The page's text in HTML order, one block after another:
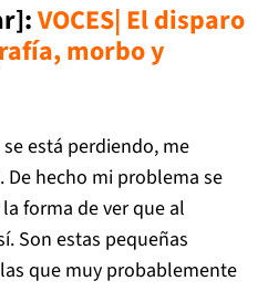
VOCES| El disparo
morbo y
está perdiendo, me
hecho mi problema se
forma de ver que al
Son estas pequeñas
que muy probablemente